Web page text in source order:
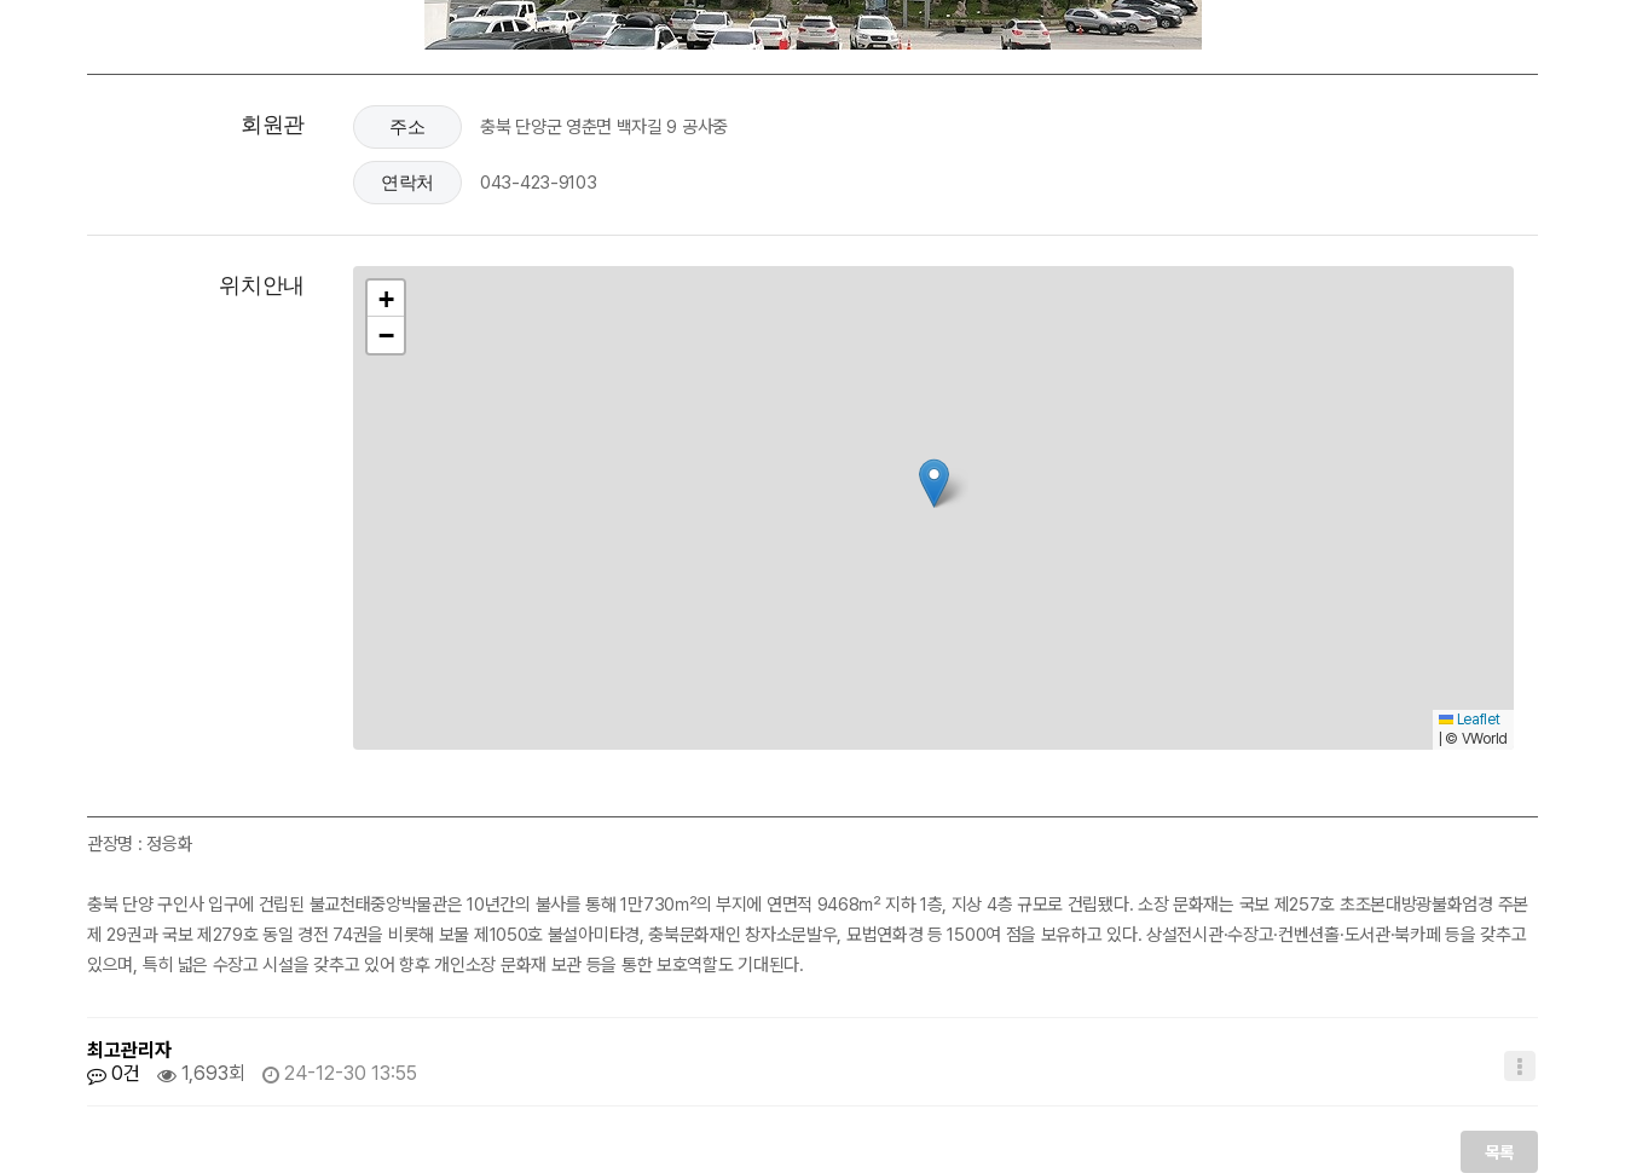
회원관 주소 충북 단양군 영춘면 백자길 9 공사중
연락처 043-423-9103
위치안내
+
−
Leaflet
© VWorld
관장명 : 정응화
충북 단양 구인사 입구에 건립된 불교천태중앙박물관은 10년간의 불사를 통해 1만730㎡의 부지에 연면적 9468㎡ 지하 1층, 지상 4층 규모로 건립됐다. 소장 문화재는 국보 제257호 초조본대방광불화엄경 주본
제 29권과 국보 제279호 동일 경전 74권을 비롯해 보물 제1050호 불설아미타경, 충북문화재인 창자소문발우, 묘법연화경 등 1500여 점을 보유하고 있다. 상설전시관·수장고·컨벤션홀·도서관·북카페 등을 갖추고
있으며, 특히 넓은 수장고 시설을 갖추고 있어 향후 개인소장 문화재 보관 등을 통한 보호역할도 기대된다.
최고관리자
0건
1,693회 24-12-30 13:55
목록